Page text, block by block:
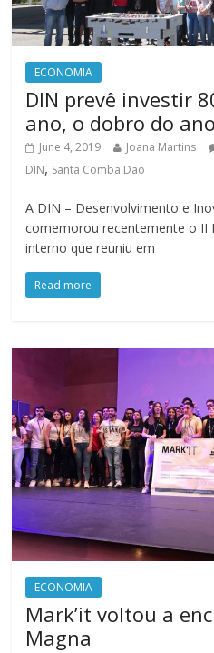
ECONOMIA
DIN prevê investir
ano, o dobro do
June 4, 2019 Joana Martins
DIN, Santa Comba Dão
A DIN – Desenvolvimento e
comemorou recentemente o II
interno que reuniu em
Read more
ECONOMIA
Mark’it voltou a
Magna